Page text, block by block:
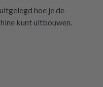
wir werden in
auf repartly
gut zu wissen,
gibt! Werden wir
hoe je de
kunt uitbouwen.